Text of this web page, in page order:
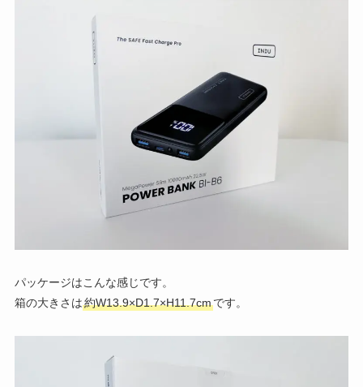
パッケージはこんな感じです。
箱の大きさは約W13.9×D1.7×H11.7cmです。